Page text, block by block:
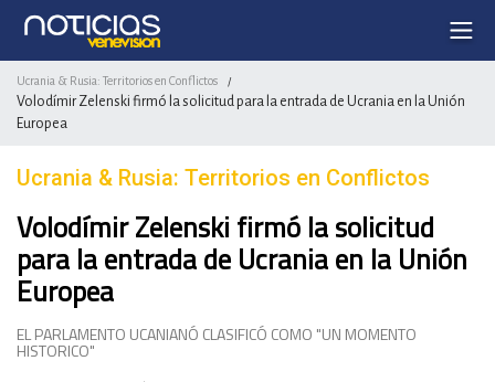
Ucrania & Rusia: Territorios en Conflictos /
Volodímir Zelenski firmó la solicitud para la entrada de Ucrania en la Unión
Europea
Ucrania & Rusia: Territorios en Conflictos
Volodímir Zelenski firmó la solicitud
para la entrada de Ucrania en la Unión
Europea
EL PARLAMENTO UCANIANÓ CLASIFICÓ COMO "UN MOMENTO
HISTORICO"